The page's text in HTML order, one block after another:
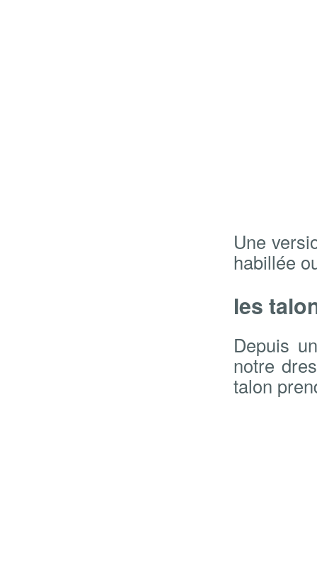
Une
habillée
les
Depuis
notre
talon